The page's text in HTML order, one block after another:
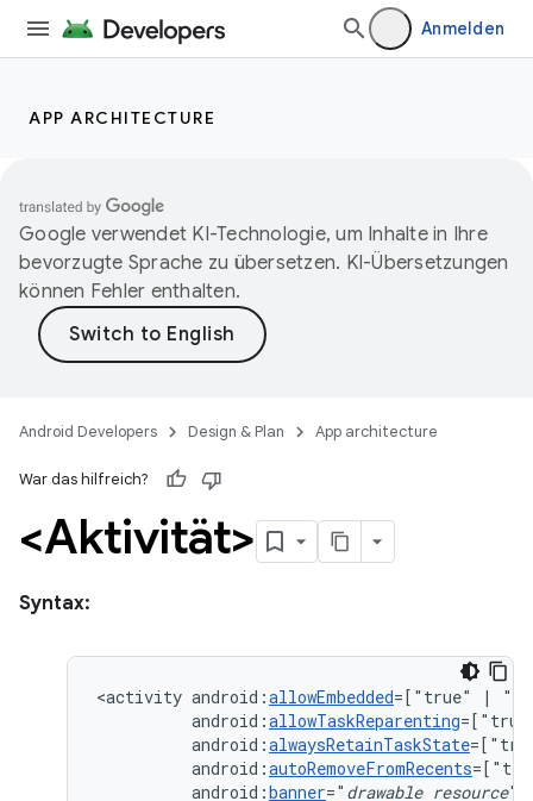
Anmelden
APP ARCHITECTURE
Google verwendet KI-Technologie, um Inhalte in Ihre
bevorzugte Sprache zu übersetzen. KI-Übersetzungen
können Fehler enthalten.
Android Developers Design & Plan App architecture
War das hilfreich?
<Aktivität>
Syntax:
<activity android:allowEmbedded=["true"
|
android:allowTaskReparenting
android:alwaysRetainTaskState
android:autoRemoveFromRecents
android:banner=" drawable resource